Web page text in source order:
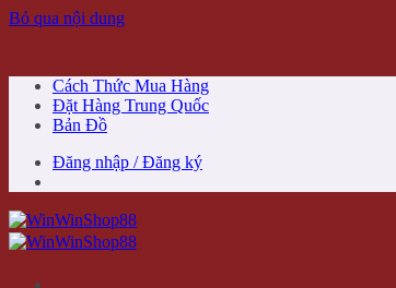
Bỏ qua nội dung
Cách Thức Mua Hàng
Đặt Hàng Trung Quốc
Bản Đồ
Đăng nhập / Đăng ký